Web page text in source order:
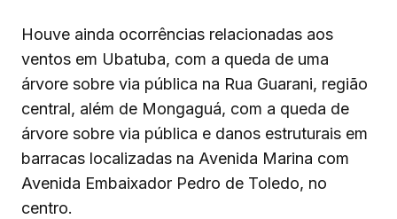
Houve ainda ocorrências relacionadas aos
ventos em Ubatuba, com a queda de uma
árvore sobre via pública na Rua Guarani, região
central, além de Mongaguá, com a queda de
árvore sobre via pública e danos estruturais em
barracas localizadas na Avenida Marina com
Avenida Embaixador Pedro de Toledo, no
centro.